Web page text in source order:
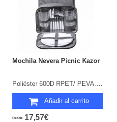
Mochila Nevera Picnic Kazor
Añadir al carrito
Desde 17,57€